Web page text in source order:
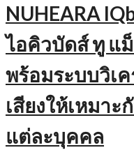
NUHEARA
ไอคิวบัดส์ ทู แ
พร้อมระบบวิเ
เสียงให้เหมา
แต่ละบุคคล